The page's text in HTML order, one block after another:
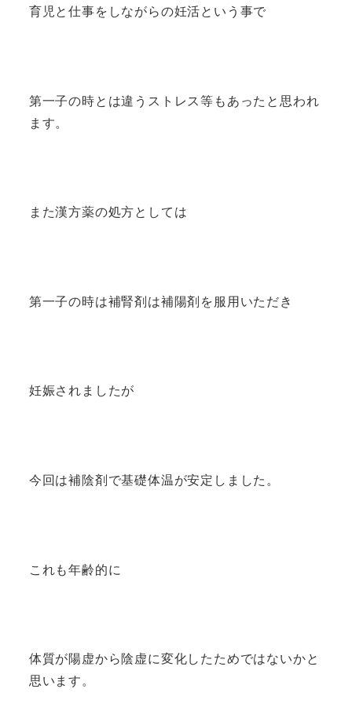
育児と仕事をしながらの妊活という事で
第一子の時とは違うストレス等もあったと思われ
ます。
また漢方薬の処方としては
第一子の時は補腎剤は補陽剤を服用いただき
妊娠されましたが
今回は補陰剤で基礎体温が安定しました。
これも年齢的に
体質が陽虚から陰虚に変化したためではないかと
思います。